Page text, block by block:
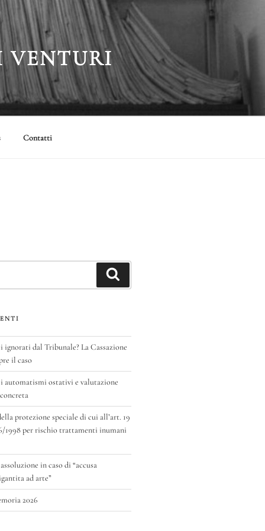
VENTURI
Contatti
dal Tribunale? La Cassazione
il caso
automatismi ostativi e valutazione
protezione speciale di cui all’art. 19
1998 per rischio trattamenti inumani
in caso di “accusa
ad arte”
2026